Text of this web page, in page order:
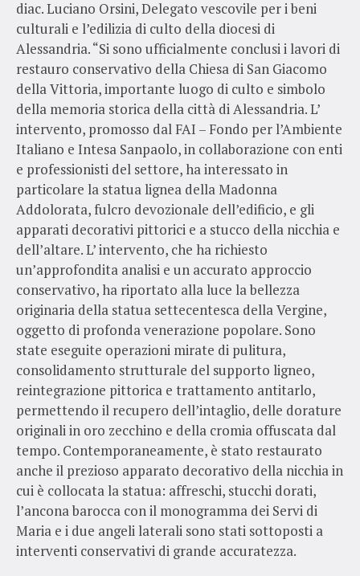
diac. Luciano Orsini, Delegato vescovile per i beni
culturali e l’edilizia di culto della diocesi di
Alessandria. “Si sono ufficialmente conclusi i lavori di
restauro conservativo della Chiesa di San Giacomo
della Vittoria, importante luogo di culto e simbolo
della memoria storica della città di Alessandria. L’
intervento, promosso dal FAI – Fondo per l’Ambiente
Italiano e Intesa Sanpaolo, in collaborazione con enti
e professionisti del settore, ha interessato in
particolare la statua lignea della Madonna
Addolorata, fulcro devozionale dell’edificio, e gli
apparati decorativi pittorici e a stucco della nicchia e
dell’altare. L’ intervento, che ha richiesto
un’approfondita analisi e un accurato approccio
conservativo, ha riportato alla luce la bellezza
originaria della statua settecentesca della Vergine,
oggetto di profonda venerazione popolare. Sono
state eseguite operazioni mirate di pulitura,
consolidamento strutturale del supporto ligneo,
reintegrazione pittorica e trattamento antitarlo,
permettendo il recupero dell’intaglio, delle dorature
originali in oro zecchino e della cromia offuscata dal
tempo. Contemporaneamente, è stato restaurato
anche il prezioso apparato decorativo della nicchia in
cui è collocata la statua: affreschi, stucchi dorati,
l’ancona barocca con il monogramma dei Servi di
Maria e i due angeli laterali sono stati sottoposti a
interventi conservativi di grande accuratezza.